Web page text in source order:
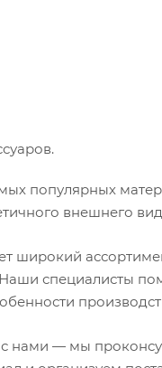
популярных
внешнего
широкий
специалисты
нами — мы